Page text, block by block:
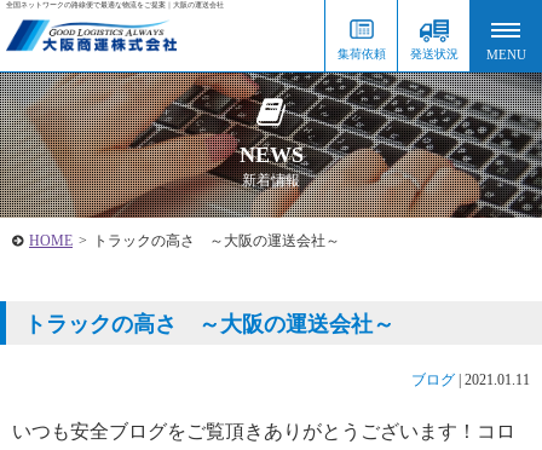
全国ネットワークの路線便で最適な物流をご提案｜大阪の運送会社
集荷依頼 発送状況
NEWS
新着情報
HOME > トラックの高さ ～大阪の運送会社～
トラックの高さ ～大阪の運送会社～
ブログ 2021.01.11
いつも安全ブログをご覧頂きありがとうございます！コロ